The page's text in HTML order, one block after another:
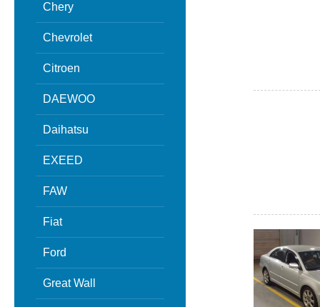
Chery
Chevrolet
Citroen
DAEWOO
Daihatsu
EXEED
FAW
Fiat
Ford
Great Wall